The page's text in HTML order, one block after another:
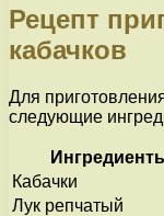
Рецепт
кабачков
Для
следующие
Кабачки
Лук репчатый